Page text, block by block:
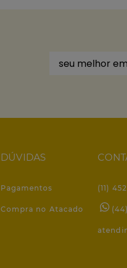
DÚVIDAS
Pagamentos
Compra no Atacado
(11)